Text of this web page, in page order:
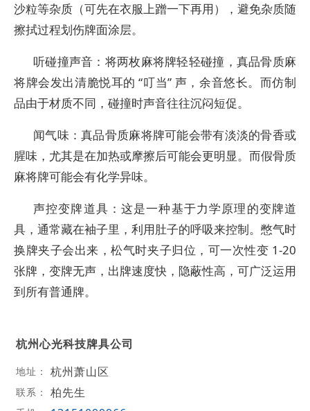
沙粒等杂质（可先在衣服上蹭一下再用），避免杂质随
擦拭过程划伤牌面涂层。
听碰撞声音：将两枚麻将牌轻轻碰撞，真品骨质麻
将牌会发出清脆悦耳的 “叮当” 声，余音悠长。而仿制
品由于材质不同，碰撞时声音往往沉闷短促。
闻气味：真品骨质麻将牌可能会带有淡淡的骨香或
腥味，尤其是在加热或摩擦后可能会更明显。而假骨质
麻将牌可能会有化学异味。
声控变牌道具：这是一种基于力学原理的变牌道
具，通常藏在袖子里，利用肚子的呼吸来控制。憋气时
换牌夹子会出来，松气时夹子归位，可一次性变 1-20
张牌，变牌无声，出牌速度快，隐蔽性高，可广泛运用
到所有普通牌。
杭州心光科技牌具公司
地址： 杭州萧山区
联系： 柏先生